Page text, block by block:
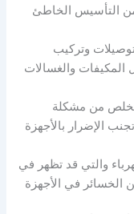
من التأسيس الخاطئ
وتركيب
المكيفات والغسالات
من مشكلة
الإضرار بالأجهزة
والتي قد تظهر في
الخسائر في الأجهزة